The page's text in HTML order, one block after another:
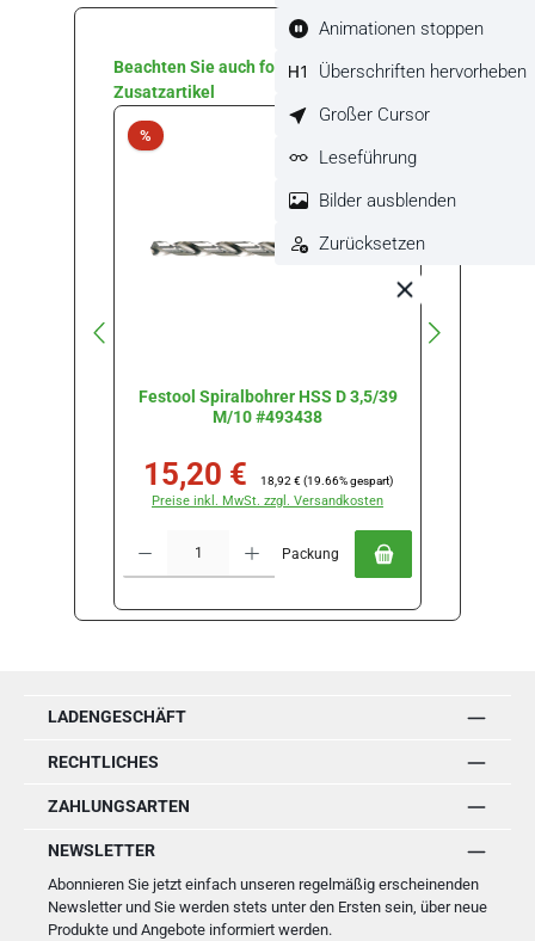
Produktgalerie überspringen
Beachten Sie auch folgende
Zusatzartikel
% Rabatt
Festool Spiralbohrer HSS D 3,5/39
M/10 #493438
Verkaufspreis:
15,20 € 18,92 € (19.66% gespart)
Preise inkl. MwSt. zzgl. Versandkosten
Packung
LADENGESCHÄFT
RECHTLICHES
ZAHLUNGSARTEN
NEWSLETTER
Abonnieren Sie jetzt einfach unseren regelmäßig erscheinenden
Newsletter und Sie werden stets unter den Ersten sein, über neue
Produkte und Angebote informiert werden.
Animationen stoppen
Überschriften hervorheben
Großer Cursor
Leseführung
Bilder ausblenden
Zurücksetzen